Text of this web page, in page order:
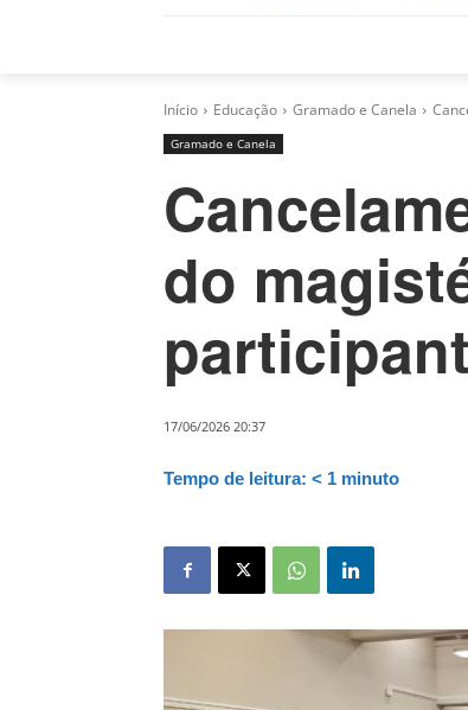
Início Educação Gramado e Canela
Gramado e Canela
do
17/06/2026 20:37
Tempo de leitura: < 1 minuto